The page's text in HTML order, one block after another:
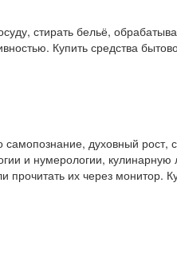
стирать бельё,
Купить средства
духовный
и нумерологии,
прочитать их через